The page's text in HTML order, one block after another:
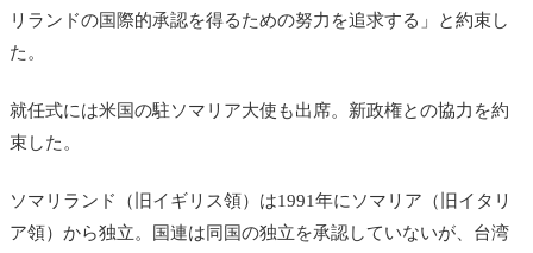
リランドの国際的承認を得るための努力を追求する」と約束し
た。
就任式には米国の駐ソマリア大使も出席。新政権との協力を約
束した。
ソマリランド（旧イギリス領）は1991年にソマリア（旧イタリ
ア領）から独立。
国連は同国の独立を承認していないが、台湾